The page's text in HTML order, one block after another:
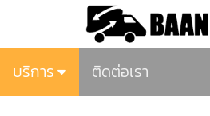
บริการ ติดต่อเรา